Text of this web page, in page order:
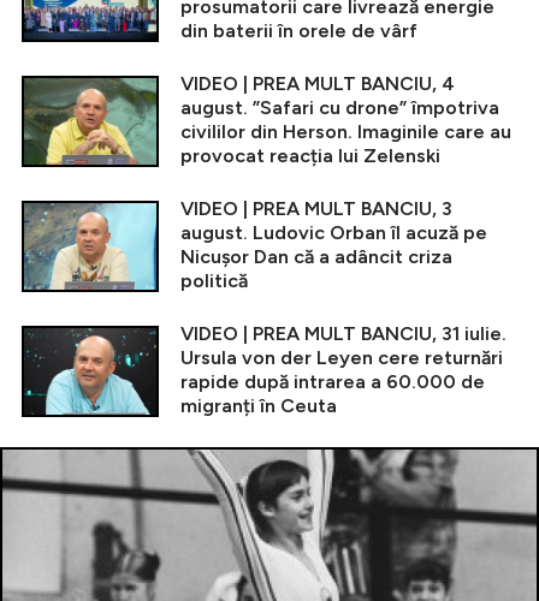
prosumatorii care livrează energie
din baterii în orele de vârf
VIDEO | PREA MULT BANCIU, 4
august. ”Safari cu drone” împotriva
civililor din Herson. Imaginile care au
provocat reacția lui Zelenski
VIDEO | PREA MULT BANCIU, 3
august. Ludovic Orban îl acuză pe
Nicușor Dan că a adâncit criza
politică
VIDEO | PREA MULT BANCIU, 31 iulie.
Ursula von der Leyen cere returnări
rapide după intrarea a 60.000 de
migranți în Ceuta